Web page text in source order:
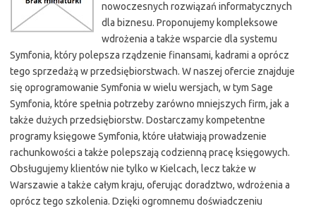
nowoczesnych rozwiązań informatycznych
dla biznesu. Proponujemy kompleksowe
wdrożenia a także wsparcie dla systemu
Symfonia, który polepsza rządzenie finansami, kadrami a oprócz
tego sprzedażą w przedsiębiorstwach. W naszej ofercie znajduje
się oprogramowanie Symfonia w wielu wersjach, w tym Sage
Symfonia, które spełnia potrzeby zarówno mniejszych firm, jak a
także dużych przedsiębiorstw. Dostarczamy kompetentne
programy księgowe Symfonia, które ułatwiają prowadzenie
rachunkowości a także polepszają codzienną pracę księgowych.
Obsługujemy klientów nie tylko w Kielcach, lecz także w
Warszawie a także całym kraju, oferując doradztwo, wdrożenia a
oprócz tego szkolenia. Dzięki ogromnemu doświadczeniu